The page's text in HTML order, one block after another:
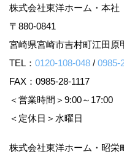
株式会社東洋ホーム・本社
〒880-0841
宮崎県宮崎市吉村町江田
TEL： 0120-108-048 / 0985-
FAX：0985-28-1117
＜営業時間＞9:00～17:00
＜定休日＞水曜日
株式会社東洋ホーム・昭栄